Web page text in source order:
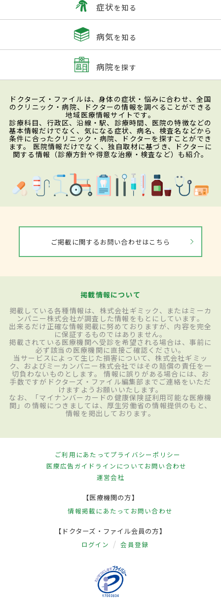
症状を知る
病気を知る
病院を探す
ドクターズ・ファイルは、身体の症状・悩みに合わせ、全国
のクリニック・病院、ドクターの情報を調べることができる
地域医療情報サイトです。
診療科目、行政区、沿線・駅、診療時間、医院の特徴などの
基本情報だけでなく、気になる症状、病名、検査名などから
条件に合ったクリニック・病院、ドクターを探すことができ
ます。 医院情報だけでなく、独自取材に基づき、ドクターに
関する情報（診療方針や得意な治療・検査など）も紹介。
ご掲載に関するお問い合わせはこちら
掲載情報について
掲載している各種情報は、株式会社ギミック、またはミーカ
ンパニー株式会社が調査した情報をもとにしています。
出来るだけ正確な情報掲載に努めておりますが、内容を完全
に保証するものではありません。
掲載されている医療機関へ受診を希望される場合は、事前に
必ず該当の医療機関に直接ご確認ください。
当サービスによって生じた損害について、株式会社ギミッ
ク、およびミーカンパニー株式会社ではその賠償の責任を一
切負わないものとします。 情報に誤りがある場合には、お
手数ですがドクターズ・ファイル編集部までご連絡をいただ
けますようお願いいたします。
なお、「マイナンバーカードの健康保険証利用可能な医療機
関」の情報につきましては、厚生労働省の情報提供のもと、
情報を掲出しております。
ご利用にあたってプライバシーポリシー
医療広告ガイドラインについてお問い合わせ
運営会社
【医療機関の方】
情報掲載にあたって お問い合わせ
【ドクターズ・ファイル会員の方】
ログイン 会員登録